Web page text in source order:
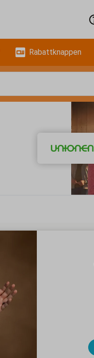
Rabattknappen